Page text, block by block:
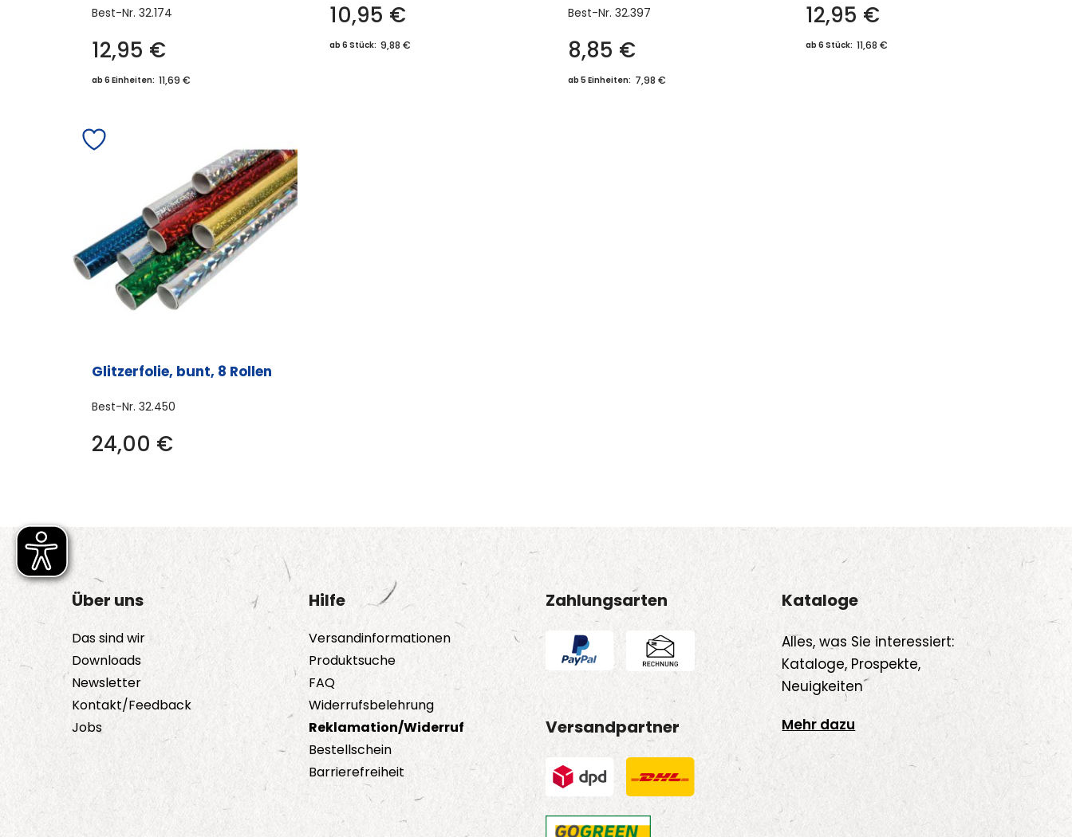
Best-Nr. 32.174
12,95 €
ab 6 Einheiten: 11,69 €
10,95 €
ab 6 Stück: 9,88 €
Best-Nr. 32.397
8,85 €
ab 5 Einheiten: 7,98 €
12,95 €
ab 6 Stück: 11,68 €
Glitzerfolie, bunt, 8 Rollen
Best-Nr. 32.450
24,00 €
Über uns
Das sind wir
Downloads
Newsletter
Kontakt/Feedback
Jobs
Hilfe
Versandinformationen
Produktsuche
FAQ
Widerrufsbelehrung
Reklamation/Widerruf
Bestellschein
Barrierefreiheit
Zahlungsarten
Versandpartner
Kataloge
Alles, was Sie interessiert:
Kataloge, Prospekte,
Neuigkeiten
Mehr dazu